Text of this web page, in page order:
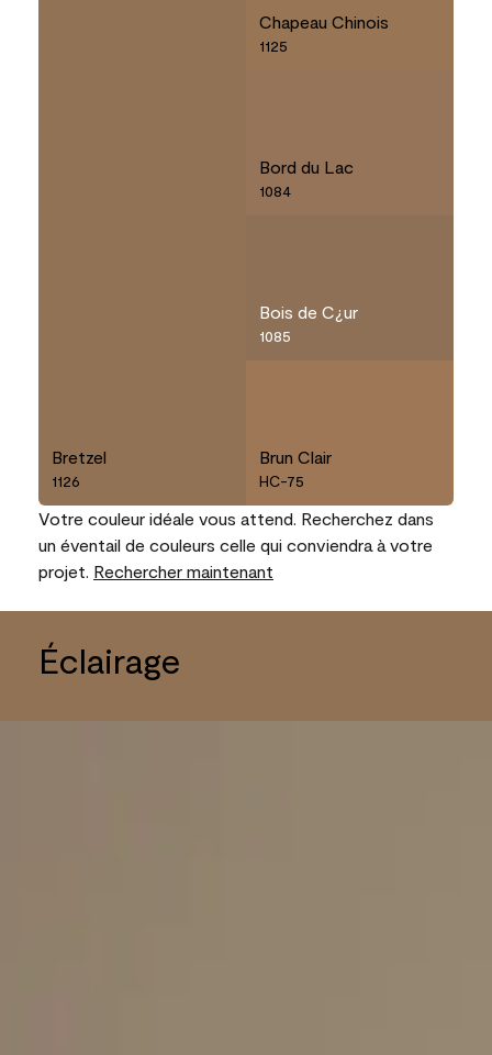
Bretzel
1126
Chapeau Chinois
1125
Bord du Lac
1084
Bois de C¿ur
1085
Brun Clair
HC-75
Votre couleur idéale vous attend. Recherchez dans
un éventail de couleurs celle qui conviendra à votre
projet. Rechercher maintenant
Éclairage